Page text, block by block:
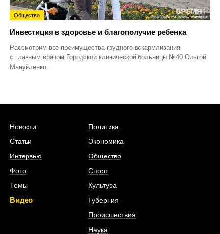
Общество
Инвестиция в здоровье и благополучие ребенка
Рассмотрим все преимущества грудного вскармливания
с главным врачом Городской клинической больницы №40 Ольгой
Мануйленко.
Новости
Статьи
Интервью
Фото
Темы
Видео
Политика
Экономика
Общество
Спорт
Культура
Губерния
Происшествия
Наука